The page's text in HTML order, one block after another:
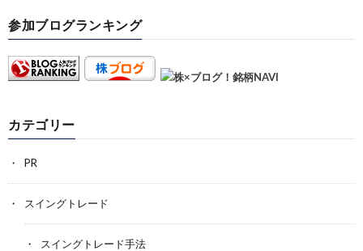
参加ブログランキング
カテゴリー
PR
スイングトレード
スイングトレード手法